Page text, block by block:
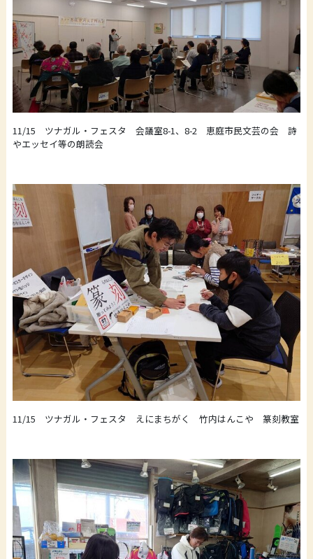
11/15 ツナガル・フェスタ 会議室8-1、8-2 恵庭市民文芸の会 詩
やエッセイ等の朗読会
11/15 ツナガル・フェスタ えにまちがく 竹内はんこや 篆刻教室